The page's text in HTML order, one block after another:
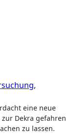
,
Dekra gefahren
zu lassen.